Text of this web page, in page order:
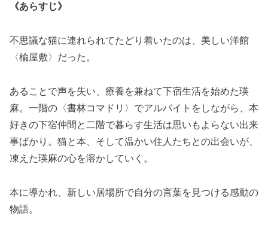
《あらすじ》
不思議な猫に連れられてたどり着いたのは、美しい洋館
〈楡屋敷〉だった。
あることで声を失い、療養を兼ねて下宿生活を始めた瑛
麻。一階の〈書林コマドリ〉でアルバイトをしながら、本
好きの下宿仲間と二階で暮らす生活は思いもよらない出来
事ばかり。猫と本、そして温かい住人たちとの出会いが、
凍えた瑛麻の心を溶かしていく。
本に導かれ、新しい居場所で自分の言葉を見つける感動の
物語。